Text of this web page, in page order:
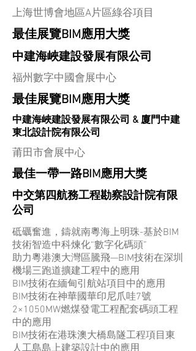
上海世博會地區A片區綠谷項目
最佳展覽BIM應用大獎
中建海峽建設發展有限公司
福州數字中國會展中心
最佳展覽BIM應用大獎
中建海峽建設發展有限公司 & 廈門中建
東北設計院有限公司
莆田市會展中心
最佳一帶一路BIM應用大獎
中交第四航務工程勘察設計院有限
公司
砥礪奮進，鑄就南粵海上明珠-基於BIM
技術智造中科煉化“數字化碼頭”
助力粵港澳大灣區騰飛—BIM技術在深圳
機場三跑道擴建工程中的應用
BIM技術在緬甸引航站項目中的應用
BIM技術在神華國華印尼爪哇7號
2×1050MW燃煤發電工程配套碼頭工程
中的應用
BIM技術在港珠澳大橋島隧工程項目東
人工島島上建築設計中的應用